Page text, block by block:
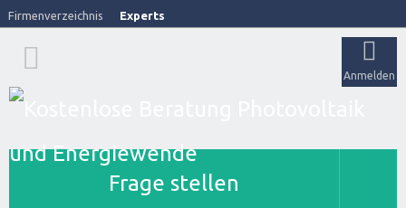
Firmenverzeichnis Experts
Anmelden
Frage stellen